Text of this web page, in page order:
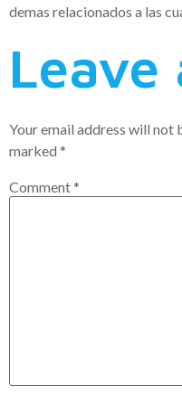
demas relacionados a las
Leave
Your email address will not
marked *
Comment*